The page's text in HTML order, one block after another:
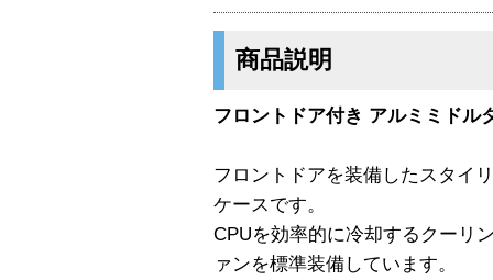
商品説明
フロントドア付き アルミミドル
フロントドアを装備したスタイ
ケースです。
CPUを効率的に冷却するクーリ
ァンを標準装備しています。